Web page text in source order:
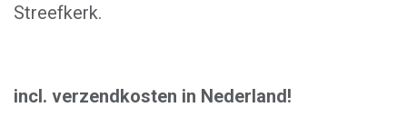
Streefkerk.
incl. verzendkosten in Nederland!